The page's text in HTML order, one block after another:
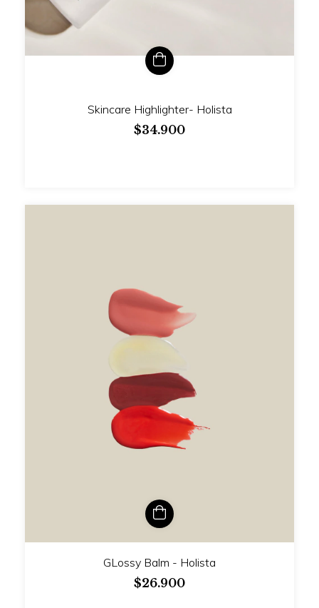
Skincare Highlighter- Holista
$34.900
GLossy Balm - Holista
$26.900